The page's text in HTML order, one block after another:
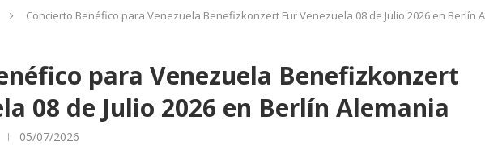
Concierto Benéfico para Venezuela Benefizkonzert Fur Venezuela 08 de Julio 2026 en Berlín
para Venezuela Benefizkonzert
08 de Julio 2026 en Berlín Alemania
05/07/2026